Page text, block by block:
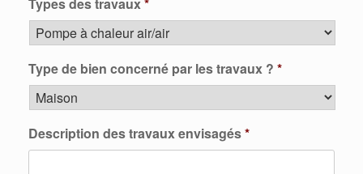
Type de bien concerné par les travaux ? *
Description des travaux envisagés*